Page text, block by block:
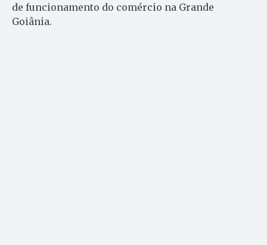
de funcionamento do comércio na Grande
Goiânia.